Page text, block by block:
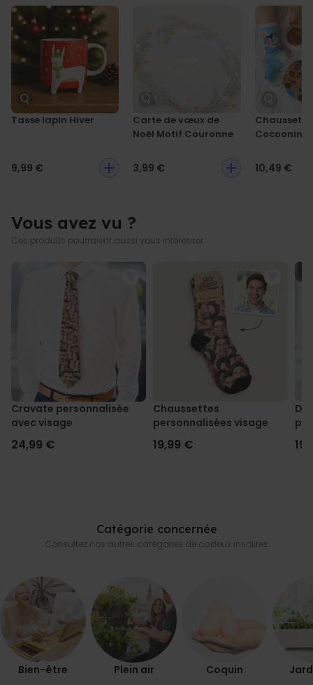
fera sourire tout le monde.
Ce joyeux pochon tissu offre suffisamment de place pour les
cadeaux et attire tous les regards sous le sapin. Parfait pour
surprendre les enfants, les ami·es ou les membres de la
fans de Noël. Avec votre sac de Noël personnalisé, la fête
est encore plus magique !
Imprimé avec amour en Autriche
Tasse lapin Hiver
9,99 €
Carte de vœux de
Noël Motif Couronne
3,99 €
Cocooning
10,49 €
Vous avez vu ?
Ces produits pourraient aussi vous intéresser
Cravate personnalisée
avec visage
24,99 €
Chaussettes
personnalisées visage
19,99 €
-
Catégorie concernée
Consultez nos autres catégories de cadeux insolites
Bien-être Plein air Coquin